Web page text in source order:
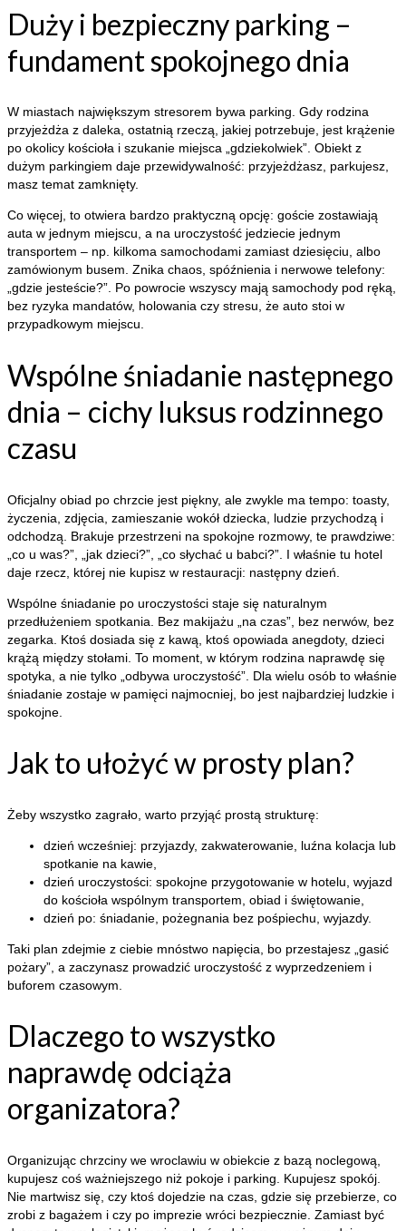
Duży i bezpieczny parking –
fundament spokojnego dnia
W miastach największym stresorem bywa parking. Gdy rodzina
przyjeżdża z daleka, ostatnią rzeczą, jakiej potrzebuje, jest krążenie
po okolicy kościoła i szukanie miejsca „gdziekolwiek”. Obiekt z
dużym parkingiem daje przewidywalność: przyjeżdżasz, parkujesz,
masz temat zamknięty.
Co więcej, to otwiera bardzo praktyczną opcję: goście zostawiają
auta w jednym miejscu, a na uroczystość jedziecie jednym
transportem – np. kilkoma samochodami zamiast dziesięciu, albo
zamówionym busem. Znika chaos, spóźnienia i nerwowe telefony:
„gdzie jesteście?”. Po powrocie wszyscy mają samochody pod ręką,
bez ryzyka mandatów, holowania czy stresu, że auto stoi w
przypadkowym miejscu.
Wspólne śniadanie następnego
dnia – cichy luksus rodzinnego
czasu
Oficjalny obiad po chrzcie jest piękny, ale zwykle ma tempo: toasty,
życzenia, zdjęcia, zamieszanie wokół dziecka, ludzie przychodzą i
odchodzą. Brakuje przestrzeni na spokojne rozmowy, te prawdziwe:
„co u was?”, „jak dzieci?”, „co słychać u babci?”. I właśnie tu hotel
daje rzecz, której nie kupisz w restauracji: następny dzień.
Wspólne śniadanie po uroczystości staje się naturalnym
przedłużeniem spotkania. Bez makijażu „na czas”, bez nerwów, bez
zegarka. Ktoś dosiada się z kawą, ktoś opowiada anegdoty, dzieci
krążą między stołami. To moment, w którym rodzina naprawdę się
spotyka, a nie tylko „odbywa uroczystość”. Dla wielu osób to właśnie
śniadanie zostaje w pamięci najmocniej, bo jest najbardziej ludzkie i
spokojne.
Jak to ułożyć w prosty plan?
Żeby wszystko zagrało, warto przyjąć prostą strukturę:
dzień wcześniej: przyjazdy, zakwaterowanie, luźna kolacja lub
spotkanie na kawie,
dzień uroczystości: spokojne przygotowanie w hotelu, wyjazd
do kościoła wspólnym transportem, obiad i świętowanie,
dzień po: śniadanie, pożegnania bez pośpiechu, wyjazdy.
Taki plan zdejmie z ciebie mnóstwo napięcia, bo przestajesz „gasić
pożary”, a zaczynasz prowadzić uroczystość z wyprzedzeniem i
buforem czasowym.
Dlaczego to wszystko
naprawdę odciąża
organizatora?
Organizując chrzciny we wroclawiu w obiekcie z bazą noclegową,
kupujesz coś ważniejszego niż pokoje i parking. Kupujesz spokój.
Nie martwisz się, czy ktoś dojedzie na czas, gdzie się przebierze, co
zrobi z bagażem i czy po imprezie wróci bezpiecznie. Zamiast być